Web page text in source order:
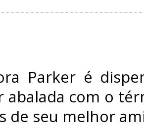
Parker é
abalada com o
de seu melhor